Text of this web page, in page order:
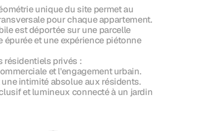
unique du site permet au
pour chaque appartement.
est déportée sur une parcelle
et une expérience piétonne
résidentiels privés :
et l'engagement urbain.
intimité absolue aux résidents.
et lumineux connecté à un jardin